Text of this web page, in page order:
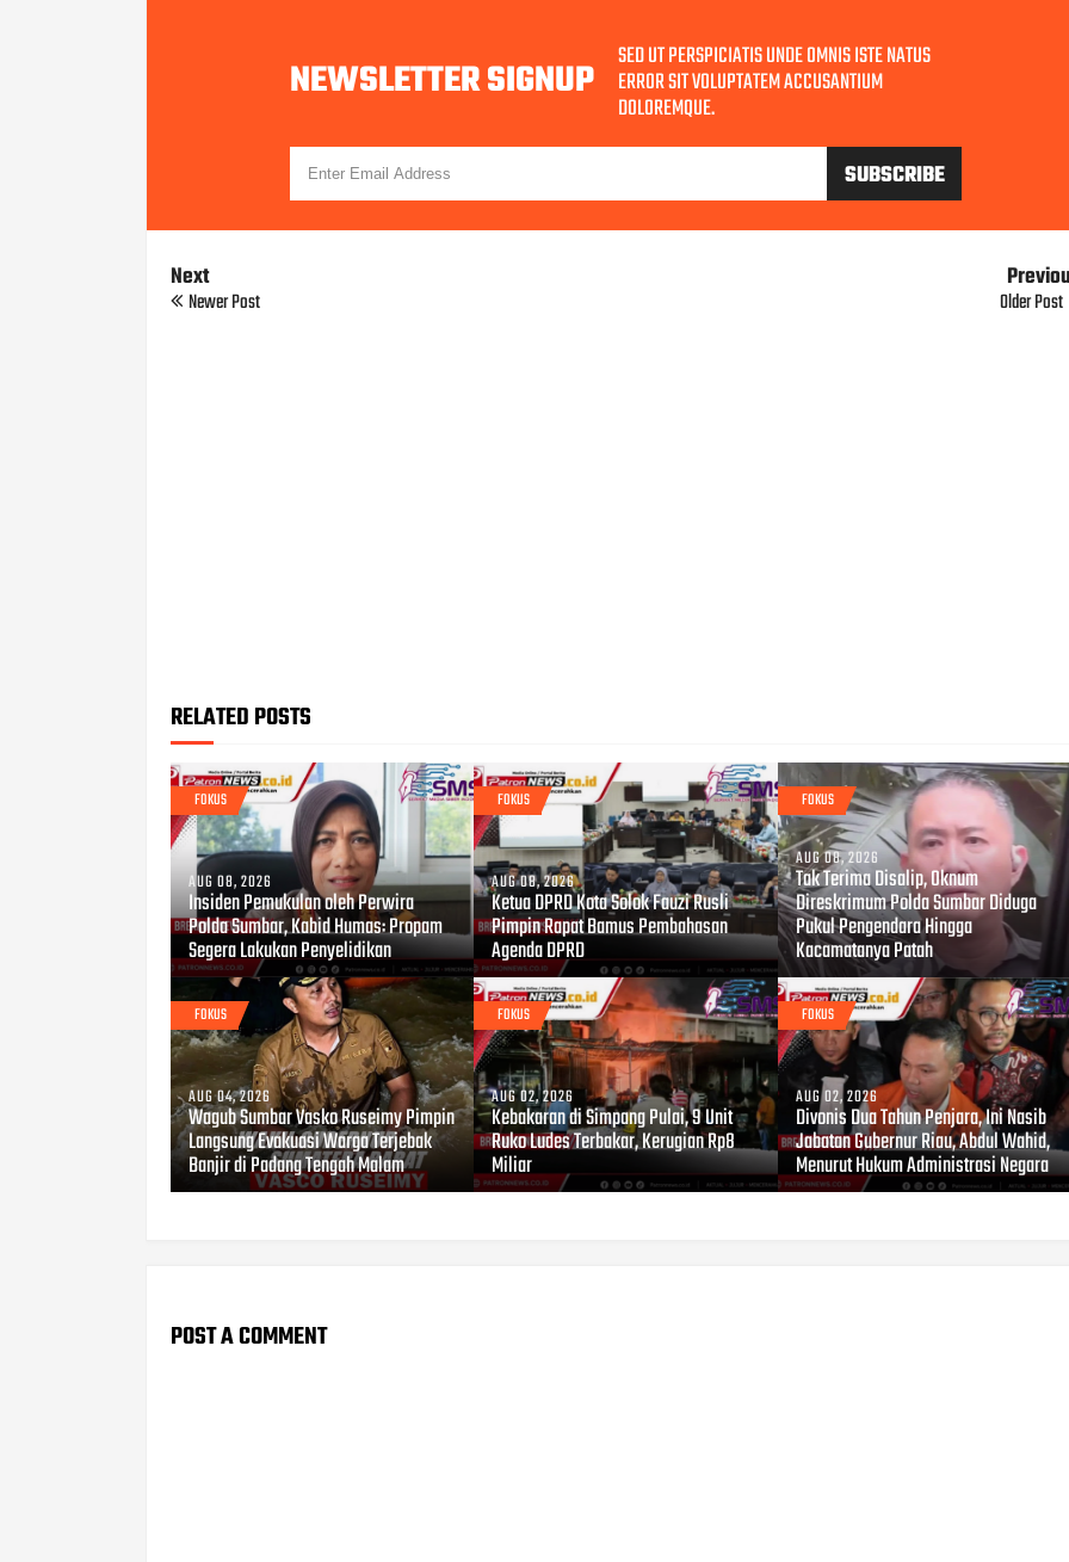
NEWSLETTER SIGNUP SED UT PERSPICIATIS UNDE OMNIS ISTE NATUS
ERROR SIT VOLUPTATEM ACCUSANTIUM
DOLOREMQUE.
Next
Newer Post Older Post
RELATED POSTS
FOKUS
AUG 08, 2026
Insiden Pemukulan oleh Perwira
Polda Sumbar, Kabid Humas: Propam
Segera Lakukan Penyelidikan
FOKUS
AUG 08, 2026
Ketua DPRD Kota Solok Fauzi Rusli
Pimpin Rapat Bamus Pembahasan
Agenda DPRD
FOKUS
AUG 08, 2026
Tak Terima Disalip, Oknum
Direskrimum Polda Sumbar Diduga
Pukul Pengendara Hingga
Kacamatanya Patah
FOKUS
AUG 04, 2026
Wagub Sumbar Vasko Ruseimy Pimpin
Langsung Evakuasi Warga Terjebak
Banjir di Padang Tengah Malam
FOKUS
AUG 02, 2026
Kebakaran di Simpang Pulai, 9 Unit
Ruko Ludes Terbakar, Kerugian Rp8
Miliar
FOKUS
AUG 02, 2026
Divonis Dua Tahun Penjara, Ini Nasib
Jabatan Gubernur Riau, Abdul Wahid,
Menurut Hukum Administrasi Negara
POST A COMMENT